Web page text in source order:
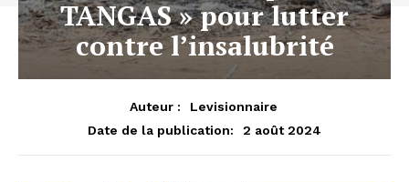
TANGAS » pour lutter
contre l’insalubrité
Auteur :
Levisionnaire
Date de la publication:
2 août 2024